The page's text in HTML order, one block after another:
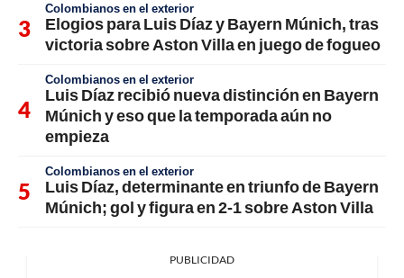
Colombianos en el exterior
Elogios para Luis Díaz y Bayern Múnich, tras
victoria sobre Aston Villa en juego de fogueo
Colombianos en el exterior
Luis Díaz recibió nueva distinción en Bayern
Múnich y eso que la temporada aún no
empieza
Colombianos en el exterior
Luis Díaz, determinante en triunfo de Bayern
Múnich; gol y figura en 2-1 sobre Aston Villa
PUBLICIDAD